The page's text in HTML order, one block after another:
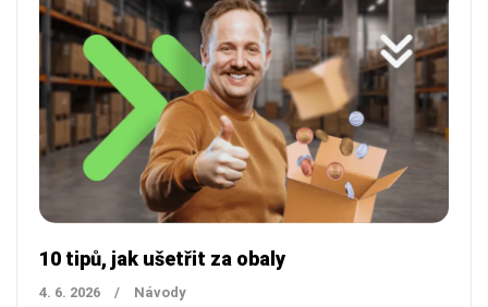
10 tipů, jak ušetřit za obaly
4. 6. 2026 / Návody